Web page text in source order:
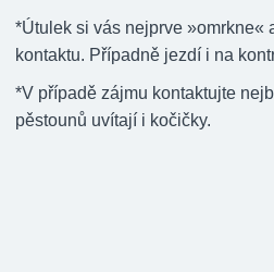
*Útulek si vás nejprve »omrkne«
kontaktu. Případně jezdí i na
*V případě zájmu kontaktujte
pěstounů uvítají i kočičky.